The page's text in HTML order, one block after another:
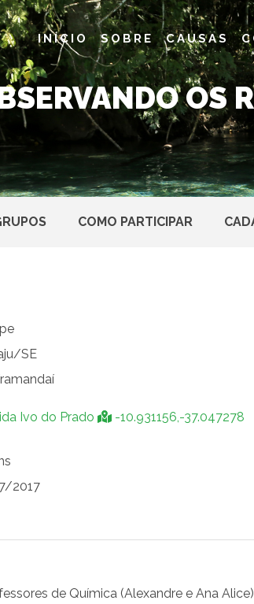
INÍCIO SOBRE CAUSAS
OS
COMO PARTICIPAR
SE
Ivo do Prado
-10.931156,-37.047278
2017
de Química (Alexandre e Ana